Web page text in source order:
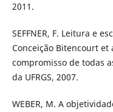
2011.
SEFFNER, F. Leitura e
Conceição Bitencourt et
compromisso de todas
da UFRGS, 2007.
WEBER, M. A